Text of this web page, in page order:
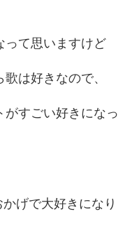
って思いますけど
は好きなので、
がすごい好きになっ
げで大好きになり